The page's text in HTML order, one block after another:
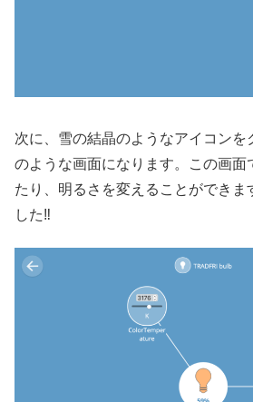
次に、雪の結晶のようなアイコンを
のような画面になります。この画面
たり、明るさを変えることができま
した‼️